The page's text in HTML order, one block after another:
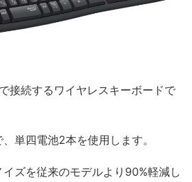
接続するワイヤレスキーボードで
単四電池2本を使用します。
ズを従来のモデルより90%軽減し